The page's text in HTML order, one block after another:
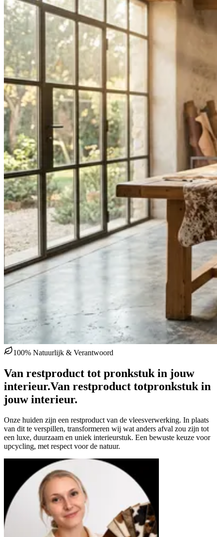
100% Natuurlijk & Verantwoord
Van restproduct tot pronkstuk in jouw
interieur.Van restproduct totpronkstuk in
jouw interieur.
Onze huiden zijn een restproduct van de vleesverwerking. In plaats
van dit te verspillen, transformeren wij wat anders afval zou zijn tot
een luxe, duurzaam en uniek interieurstuk. Een bewuste keuze voor
upcycling, met respect voor de natuur.